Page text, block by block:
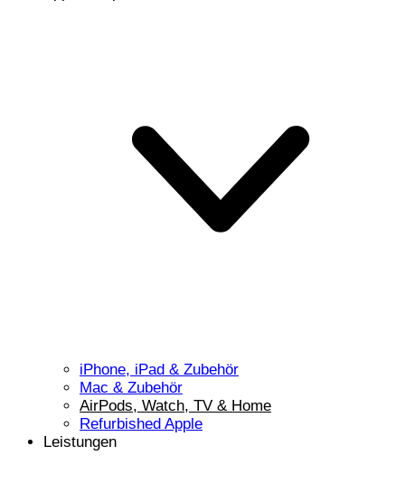
iPhone, iPad & Zubehör
Mac & Zubehör
AirPods, Watch, TV & Home
Refurbished Apple
Leistungen